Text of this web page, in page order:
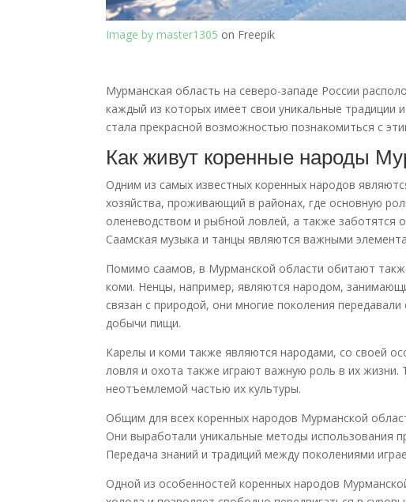
Image by master1305 on Freepik
Мурманская область на северо-западе России
каждый из которых имеет свои уникальные традиции
стала прекрасной возможностью познакомиться с
Как живут коренные народы
Одним из самых известных коренных народов
хозяйства, проживающий в районах, где основную
оленеводством и рыбной ловлей, а также заботятся
Саамская музыка и танцы являются важными
Помимо саамов, в Мурманской области обитают
коми. Ненцы, например, являются народом,
связан с природой, они многие поколения
добычи пищи.
Карелы и коми также являются народами, со своей
ловля и охота также играют важную роль в их
неотъемлемой частью их культуры.
Общим для всех коренных народов Мурманской
Они выработали уникальные методы использования
Передача знаний и традиций между поколениями
Одной из особенностей коренных народов